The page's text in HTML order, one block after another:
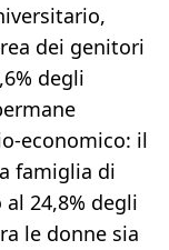
dei genitori
degli
economico: il
famiglia di
24,8% degli
le donne sia